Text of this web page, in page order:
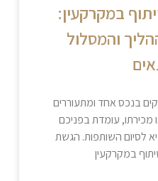
במקרקעין:
והמסלול
בנכס אחד ומתעוררים
מכירתו, עומדת בפניכם
לסיום השותפות. הגשת
במקרקעין